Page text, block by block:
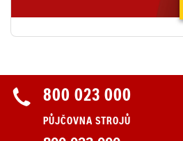
800 023 000
PŮJČOVNA STROJŮ